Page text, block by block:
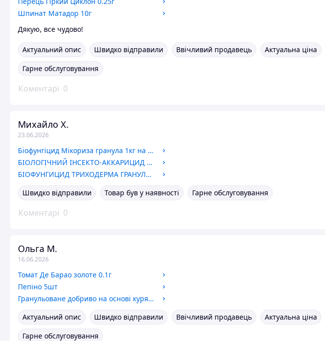
Шпинат Матадор 10г
Дякую, все чудово!
Актуальний опис Швидко відправили Ввічливий продавець Актуальна ціна
Гарне обслуговування
Коментарі 0
Михайло Х.
23.06.2026
Біофунгіцид Мікориза гранула 1кг на вагу / Bionorma
БІОЛОГІЧНИЙ ІНСЕКТО-АККАРИЦИД АКТОФІТ 900 МЛ / БіОВЕТ ФАРМ
БІОФУНГИЦИД ТРИХОДЕРМА ГРАНУЛА 1 КГ НА ВАГУ, BIONORMA
Швидко відправили
Товар був у наявності Гарне обслуговування
Коментарі 0
Ольга М.
16.06.2026
Томат Де Барао золоте 0.1г
Пепіно 5шт
Гранульоване добриво на основі курячого посліду "Курник", 2 кг
Актуальний опис
Швидко відправили Ввічливий продавець Актуальна ціна
Гарне обслуговування